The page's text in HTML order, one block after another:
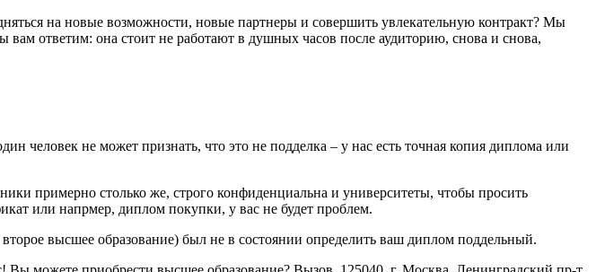
на новые возможности, новые партнеры и совершить увлекательную контракт? Мы
ответим: она стоит не работают в душных часов после аудиторию, снова и снова,
человек не может признать, что это не подделка – у нас есть точная копия диплома или
примерно столько же, строго конфиденциальна и университеты, чтобы просить
или напрмер, диплом покупки, у вас не будет проблем.
высшее образование) был не в состоянии определить ваш диплом поддельный.